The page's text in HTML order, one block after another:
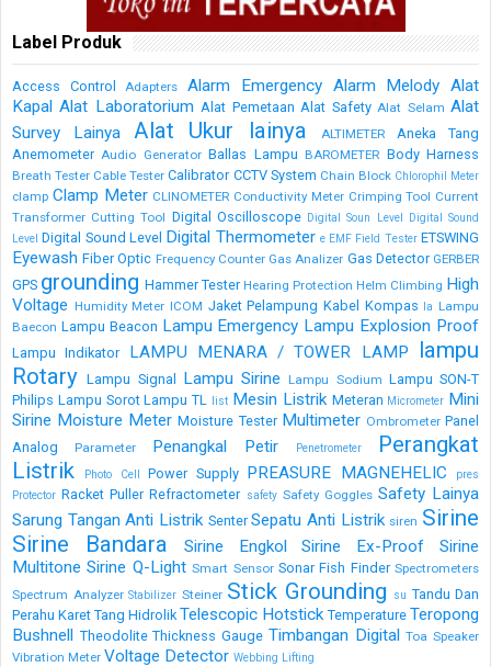
Label Produk
Access Control Adapters Alarm Emergency Alarm Melody Alat
Kapal Alat Laboratorium Alat Pemetaan Alat Safety Alat Selam Alat
Survey Lainya
Alat Ukur lainya ALTIMETER
Aneka Tang
Anemometer Audio Generator Ballas Lampu BAROMETER Body Harness
Breath Tester Cable Tester Calibrator CCTV System Chain Block Chlorophil Meter
clamp Clamp Meter CLINOMETER Conductivity Meter Crimping Tool Current
Transformer Cutting Tool Digital Oscilloscope Digital Soun Level Digital Sound
Level Digital Sound Level Digital Thermometer e EMF Field Tester ETSWING
Eyewash Fiber Optic Frequency Counter Gas Analizer Gas Detector GERBER
GPS grounding Hammer Tester Hearing Protection Helm Climbing High
Voltage Humidity Meter ICOM Jaket Pelampung Kabel Kompas la Lampu
Baecon Lampu Beacon Lampu Emergency Lampu Explosion Proof
Lampu Indikator LAMPU MENARA / TOWER LAMP
lampu
Rotary Lampu Signal Lampu Sirine Lampu Sodium Lampu SON-T
Philips Lampu Sorot Lampu TL list Mesin Listrik Meteran Micrometer Mini
Sirine Moisture Meter Moisture Tester Multimeter Ombrometer Panel
Analog
Parameter Penangkal Petir Penetrometer
Perangkat
Listrik
Photo Cell Power Supply PREASURE MAGNEHELIC
pres
Protector Racket Puller Refractometer safety Safety Goggles Safety Lainya
Sarung Tangan Anti Listrik Senter Sepatu Anti Listrik siren Sirine
Sirine Bandara
Sirine Engkol Sirine Ex-Proof
Sirine
Multitone Sirine Q-Light Smart Sensor Sonar Fish Finder Spectrometers
Spectrum Analyzer Stabilizer Steiner Stick Grounding su Tandu Dan
Perahu Karet Tang Hidrolik Telescopic Hotstick Temperature Teropong
Bushnell Theodolite Thickness Gauge Timbangan Digital Toa Speaker
Vibration Meter Voltage Detector Webbing Lifting